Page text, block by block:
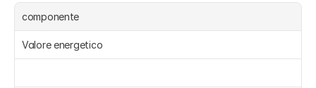
componente
Valore energetico